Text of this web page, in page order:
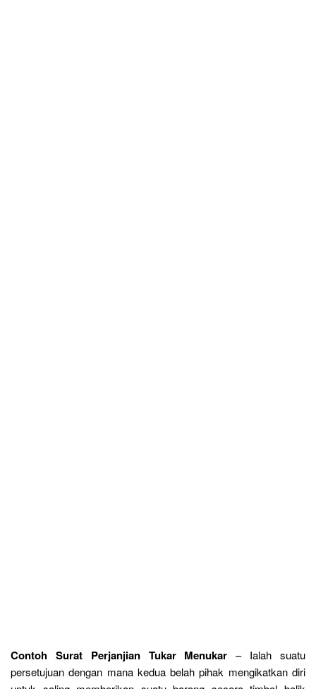
Contoh Surat Perjanjian Tukar Menukar – Ialah suatu
persetujuan dengan mana kedua belah pihak mengikatkan diri